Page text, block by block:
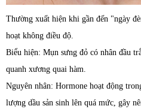
Thường xuất hiện khi gần đến "ngày
hoạt không điều độ.
Biểu hiện: Mụn sưng đỏ có nhân đầu
quanh xương quai hàm.
Nguyên nhân: Hormone hoạt động
lượng dầu sản sinh lên quá mức, gây